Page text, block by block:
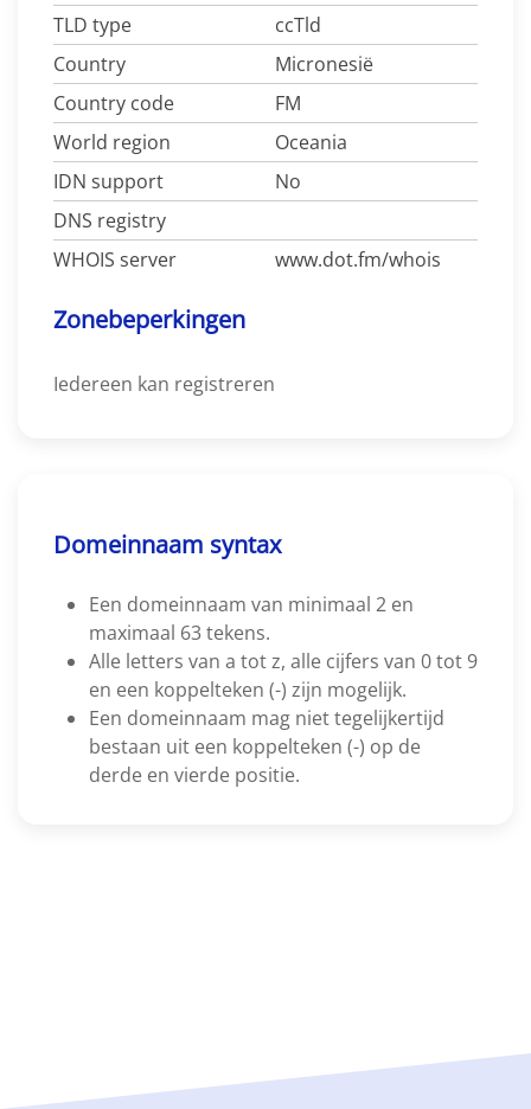
TLD type
ccTld
Country
Micronesië
Country code
FM
World region
Oceania
IDN support
No
DNS registry
WHOIS server
www.dot.fm/whois
Zonebeperkingen
Iedereen kan registreren
Domeinnaam syntax
Een domeinnaam van minimaal 2 en
maximaal 63 tekens.
Alle letters van a tot z, alle cijfers van 0 tot 9
en een koppelteken (-) zijn mogelijk.
Een domeinnaam mag niet tegelijkertijd
bestaan uit een koppelteken (-) op de
derde en vierde positie.